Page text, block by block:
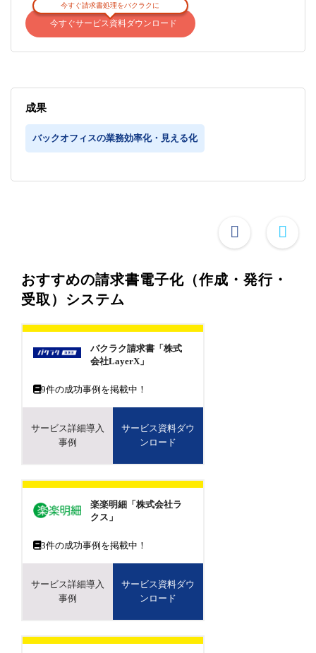
今すぐ請求書処理をバクラクに
今すぐサービス資料ダウンロード
成果
バックオフィスの業務効率化・見える化
おすすめの請求書電子化（作成・発行・
受取）システム
バクラク請求書「株式
会社LayerX」
9件の成功事例を掲載中！
サービス詳細導入
事例
サービス資料ダウ
ンロード
楽楽明細「株式会社ラ
クス」
3件の成功事例を掲載中！
サービス詳細導入
事例
サービス資料ダウ
ンロード